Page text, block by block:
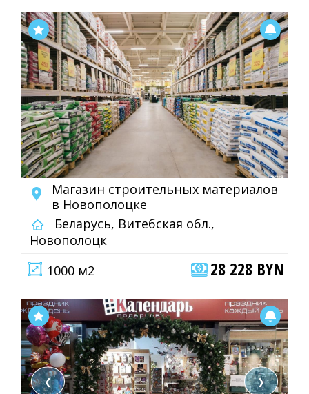
Магазин строительных материалов
в Новополоцке
Беларусь, Витебская обл.,
Новополоцк
1000 м2
28 228 BYN
❮ ❯